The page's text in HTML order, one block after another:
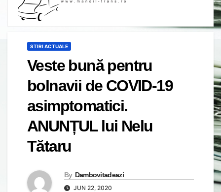
STIRI ACTUALE
Veste bună pentru
bolnavii de COVID-19
asimptomatici.
ANUNȚUL lui Nelu
Tătaru
By Dambovitadeazi
JUN 22, 2020